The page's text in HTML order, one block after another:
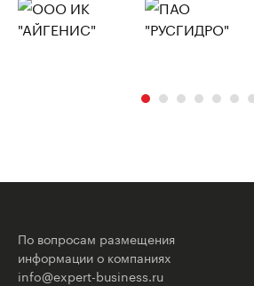
По вопросам размещения
информации о компаниях
info@expert-business.ru